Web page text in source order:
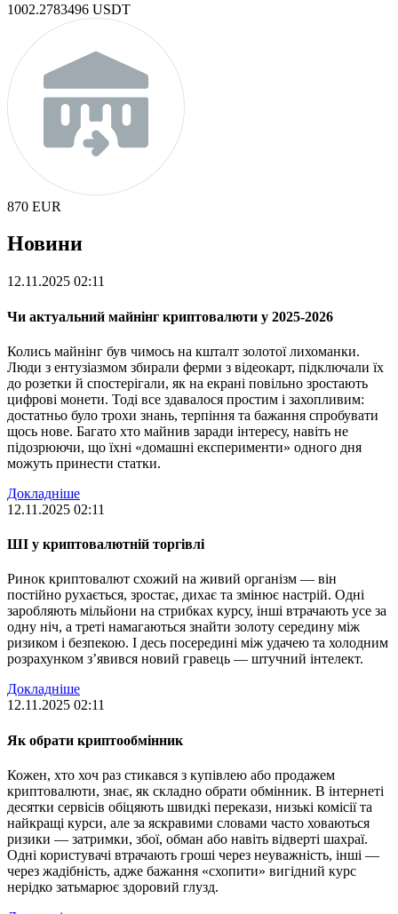
1002.2783496 USDT
870 EUR
Новини
12.11.2025 02:11
Чи актуальний майнінг криптовалюти у 2025-2026
Колись майнінг був чимось на кшталт золотої лихоманки.
Люди з ентузіазмом збирали ферми з відеокарт, підключали їх
до розетки й спостерігали, як на екрані повільно зростають
цифрові монети. Тоді все здавалося простим і захопливим:
достатньо було трохи знань, терпіння та бажання спробувати
щось нове. Багато хто майнив заради інтересу, навіть не
підозрюючи, що їхні «домашні експерименти» одного дня
можуть принести статки.
Докладніше
12.11.2025 02:11
ШІ у криптовалютній торгівлі
Ринок криптовалют схожий на живий організм — він
постійно рухається, зростає, дихає та змінює настрій. Одні
заробляють мільйони на стрибках курсу, інші втрачають усе за
одну ніч, а треті намагаються знайти золоту середину між
ризиком і безпекою. І десь посередині між удачею та холодним
розрахунком з’явився новий гравець — штучний інтелект.
Докладніше
12.11.2025 02:11
Як обрати криптообмінник
Кожен, хто хоч раз стикався з купівлею або продажем
криптовалюти, знає, як складно обрати обмінник. В інтернеті
десятки сервісів обіцяють швидкі перекази, низькі комісії та
найкращі курси, але за яскравими словами часто ховаються
ризики — затримки, збої, обман або навіть відверті шахраї.
Одні користувачі втрачають гроші через неуважність, інші —
через жадібність, адже бажання «схопити» вигідний курс
нерідко затьмарює здоровий глузд.